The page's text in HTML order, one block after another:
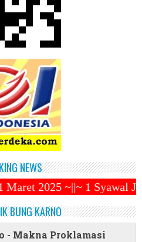
NEWS
Jatuh Pada
BUNG KARNO
- Makna Proklamasi